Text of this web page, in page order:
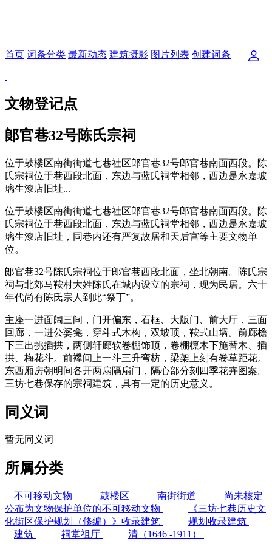
首页 词条分类 最新动态 建筑摄影 图片列表 创建词条
文物登记点
郞官巷32号陈氏宗祠
位于鼓楼区南街街道七巷社区郎官巷32号郎官巷南面西段。陈
氏宗祠位于巷西段北面，东边与蓝氏祠堂相邻，西边是永嘉玻
璃生漆店旧址...
位于鼓楼区南街街道七巷社区郎官巷32号郎官巷南面西段。陈
氏宗祠位于巷西段北面，东边与蓝氏祠堂相邻，西边是永嘉玻
璃生漆店旧址，同巷内还有严复故居和天后宫等主要文物单
位。
郞官巷32号陈氏宗祠位于郎官巷西段北面，坐北朝南。陈氏宗
祠与北郊马鞍村大姓陈氏在城内设立的宗祠，现为民居。六十
年代尚有陈氏宗人到此“祭丁”。
主座一进面阔三间，门开偏东，石框、大版门、前大厅，三面
回廊，一进公婆龛，穿斗式木构，双坡顶，鞍式山墙。前廊檐
下三出挑插拱，两侧轩廊软卷棚饰顶，卷棚檩木下施替木、插
拱、梅花斗。前襻间上一斗三升弯枋，梁架上刻有卷草距花。
东西厢房朝明间各开两扇隔扇门，隔心部分刻四季花卉图案。
三坊七巷保存的宗祠建筑，具有一定的历史意义。
同义词
暂无同义词
所属分类
不可移动文物 鼓楼区 南街街道
尚未核定
公布为文物保护单位的不可移动文物
《三坊七巷历史文
化街区保护规划（修编）》收录建筑
规划收录建筑
建筑
祠堂祖厅 清（1646 -1911）